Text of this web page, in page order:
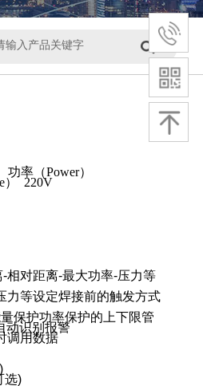
）
220V
相对距离-最大功率-压力等
力等设定焊接前的触发方式
保护功率保护的上下限管
动识别报警
调用数据
选)